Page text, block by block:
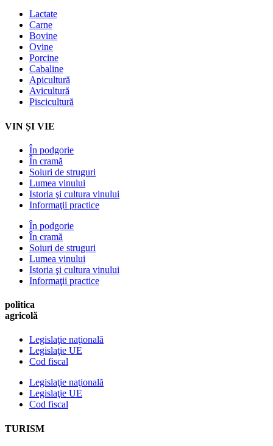
Lactate
Carne
Bovine
Ovine
Porcine
Cabaline
Apicultură
Avicultură
Piscicultură
VIN ȘI VIE
În podgorie
În cramă
Soiuri de struguri
Lumea vinului
Istoria şi cultura vinului
Informaţii practice
În podgorie
În cramă
Soiuri de struguri
Lumea vinului
Istoria şi cultura vinului
Informaţii practice
politica
agricolă
Legislaţie naţională
Legislaţie UE
Cod fiscal
Legislaţie naţională
Legislaţie UE
Cod fiscal
TURISM